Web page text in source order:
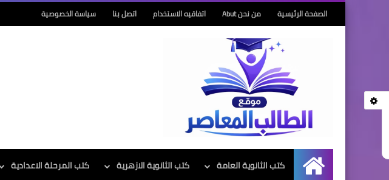
الصفحة الرئيسية من نحن Abut اتفاقيه الاستخدام اتصل بنا سياسة الخصوصية
الرئيسية
كتب الثانوية العامة كتب الثانوية الازهرية كتب المرحلة الاعدادية